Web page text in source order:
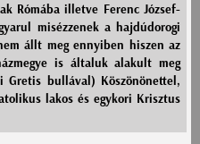
Rómába illetve Ferenc József-
misézzenek a hajdúdorogi
állt meg ennyiben hiszen az
is általuk alakult meg
Gretis bullával) Köszönönettel,
lakos és egykori Krisztus